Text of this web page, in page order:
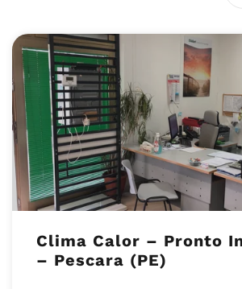
Clima Calor – Pronto
– Pescara (PE)